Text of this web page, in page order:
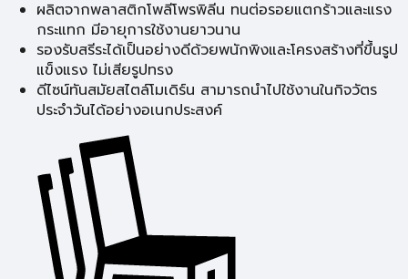
ผลิตจากพลาสติกโพลีโพรพิลีน ทนต่อรอยแตกร้าวและแรง
กระแทก มีอายุการใช้งานยาวนาน
รองรับสรีระได้เป็นอย่างดีด้วยพนักพิงและโครงสร้างที่ขึ้นรูป
แข็งแรง ไม่เสียรูปทรง
ดีไซน์ทันสมัยสไตล์โมเดิร์น สามารถนำไปใช้งานในกิจวัตร
ประจำวันได้อย่างอเนกประสงค์